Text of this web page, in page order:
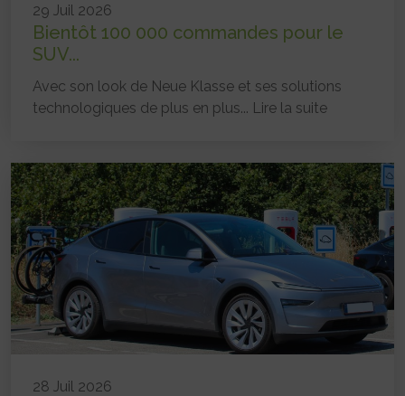
29 Juil 2026
Bientôt 100 000 commandes pour le
SUV...
Avec son look de Neue Klasse et ses solutions
technologiques de plus en plus... Lire la suite
28 Juil 2026